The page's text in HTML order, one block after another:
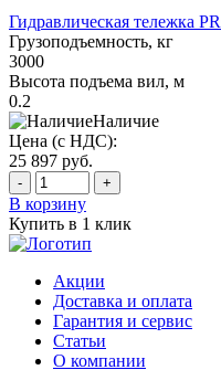
Гидравлическая тележка
Грузоподъемность, кг
3000
Высота подъема вил, м
0.2
Наличие
Цена (с НДС):
25 897 руб.
- +
В корзину
Купить в 1 клик
Акции
Доставка и оплата
Гарантия и сервис
Статьи
О компании